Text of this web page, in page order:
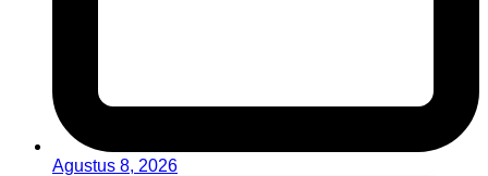
Agustus 8, 2026